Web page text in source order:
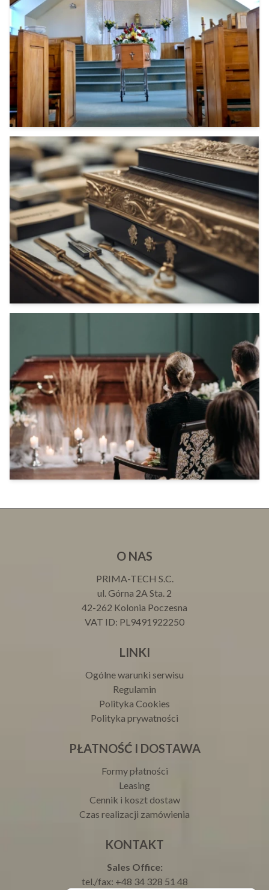
O NAS
PRIMA-TECH S.C.
ul. Górna 2A Sta. 2
42-262 Kolonia Poczesna
VAT ID: PL9491922250
LINKI
Ogólne warunki serwisu
Regulamin
Polityka Cookies
Polityka prywatności
PŁATNOŚĆ I DOSTAWA
Formy płatności
Leasing
Cennik i koszt dostaw
Czas realizacji zamówienia
KONTAKT
Sales Office:
tel./fax: +48 34 328 51 48